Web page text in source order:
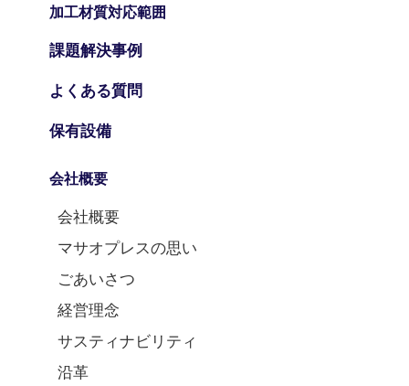
加工材質対応範囲
課題解決事例
よくある質問
保有設備
会社概要
会社概要
マサオプレスの思い
ごあいさつ
経営理念
サスティナビリティ
沿革